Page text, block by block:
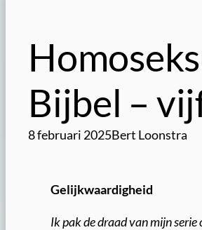
Bijbel –
8 februari 2025Bert Loonstra
Gelijkwaardigheid
Ik pak de draad van mijn